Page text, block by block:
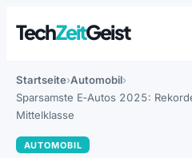
TechZeitGeist
Startseite Automobil
Sparsamste E‑Autos 2025:
Mittelklasse
AUTOMOBIL